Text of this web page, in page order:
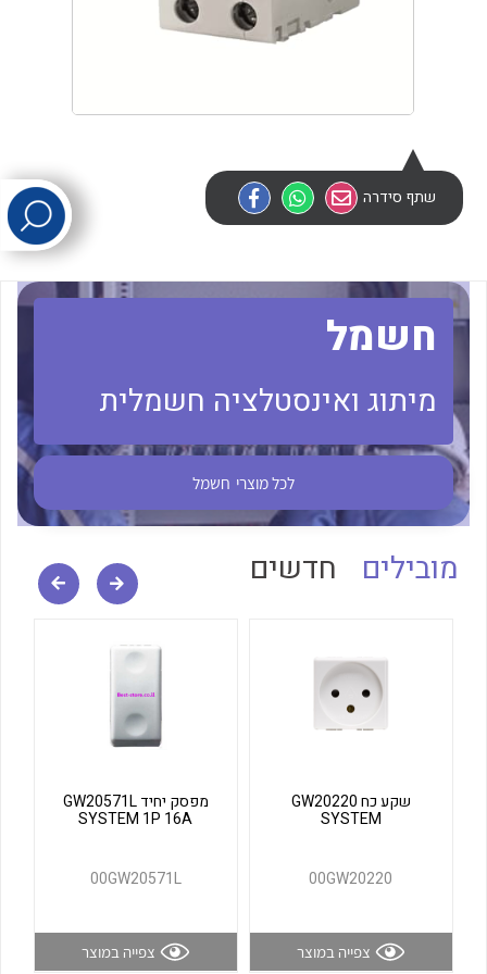
לכל מוצרי היצרן לכל מוצרי היצרן
לכל מוצרי היצרן
שתף סידרה
חשמל
מיתוג ואינסטלציה חשמלית
לכל מוצרי חשמל
מובילים חדשים
שקע כח GW20220
SYSTEM
00GW20220
צפייה במוצר
מפסק יחיד GW20571L
SYSTEM 1P 16A
00GW20571L
צפייה במוצר